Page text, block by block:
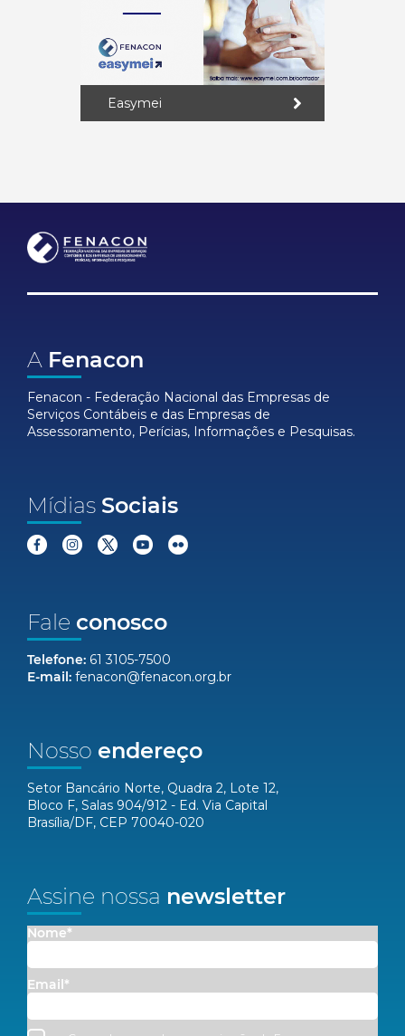
Easymei
A Fenacon
Fenacon - Federação Nacional das Empresas de
Serviços Contábeis e das Empresas de
Assessoramento, Perícias, Informações e Pesquisas.
Mídias Sociais
Fale conosco
Telefone: 61 3105-7500
E-mail: fenacon@fenacon.org.br
Nosso endereço
Setor Bancário Norte, Quadra 2, Lote 12,
Bloco F, Salas 904/912 - Ed. Via Capital
Brasília/DF, CEP 70040-020
Assine nossa newsletter
Nome*
Email*